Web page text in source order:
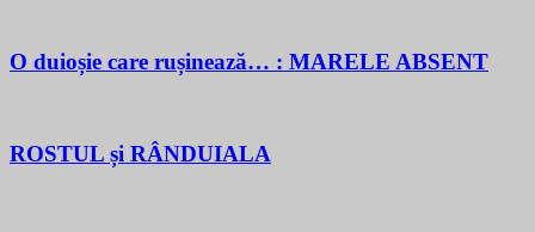
O duioșie care rușinează… : MARELE ABSENT
ROSTUL și RÂNDUIALA